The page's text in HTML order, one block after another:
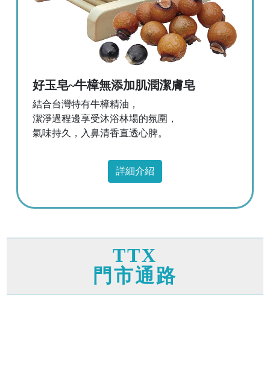
好玉皂~牛樟無添加肌潤潔膚皂
結合台灣特有牛樟精油，
潔淨過程邊享受沐浴林場的氛圍，
氣味持久，入鼻清香直透心脾。
詳細介紹
TTX
門市通路